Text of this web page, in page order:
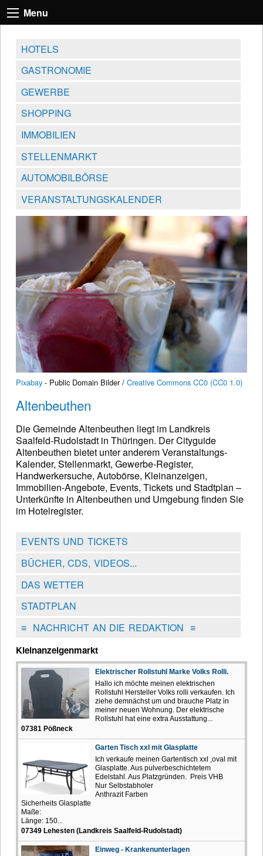
Menu
HOTELS
GASTRONOMIE
GEWERBE
SHOPPING
IMMOBILIEN
STELLENMARKT
AUTOMOBILBÖRSE
VERANSTALTUNGSKALENDER
Pixabay - Public Domain Bilder / Creative Commons CC0 (CC0 1.0)
Altenbeuthen
Die Gemeinde Altenbeuthen liegt im Landkreis
Saalfeld-Rudolstadt in Thüringen. Der Cityguide
Altenbeuthen bietet unter anderem Veranstaltungs-
Kalender, Stellenmarkt, Gewerbe-Register,
Handwerkersuche, Autobörse, Kleinanzeigen,
Immobilien-Angebote, Events, Tickets und Stadtplan –
Unterkünfte in Altenbeuthen und Umgebung finden Sie
im Hotelregister.
EVENTS UND TICKETS
BÜCHER, CDS, VIDEOS...
DAS WETTER
STADTPLAN
≡NACHRICHT AN DIE REDAKTION ≡
Kleinanzeigenmarkt
Elektrischer Rollstuhl Marke Volks Rolli.
Hallo ich möchte meinen elektrischen
Rollstuhl Hersteller Volks rolli verkaufen. Ich
ziehe demnächst um und brauche Platz in
meiner neuen Wohnung. Der elektrische
Rollstuhl hat eine extra Ausstattung...
07381 Pößneck
Garten Tisch xxl mit Glasplatte
Ich verkaufe meinen Gartentisch xxl ,oval mit
Glasplatte. Aus pulverbeschichtetem
Edelstahl. Aus Platzgründen. Preis VHB
Nur Selbstabholer
Anthrazit Farben
Sicherheits Glasplatte
Maße:
Länge: 150...
07349 Lehesten (Landkreis Saalfeld-Rudolstadt)
Einweg - Krankenunterlagen